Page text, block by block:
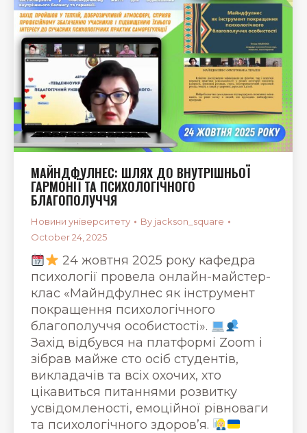
МАЙНДФУЛНЕС: ШЛЯХ ДО ВНУТРІШНЬОЇ
ГАРМОНІЇ ТА ПСИХОЛОГІЧНОГО
БЛАГОПОЛУЧЧЯ
Новини університету By jackson_square
October 24, 2025
24 жовтня 2025 року кафедра
психології провела онлайн-майстер-
клас «Майндфулнес як інструмент
покращення психологічного
благополуччя особистості».
Захід відбувся на платформі Zoom і
зібрав майже сто осіб студентів,
викладачів та всіх охочих, хто
цікавиться питаннями розвитку
усвідомленості, емоційної рівноваги
та психологічного здоров’я.